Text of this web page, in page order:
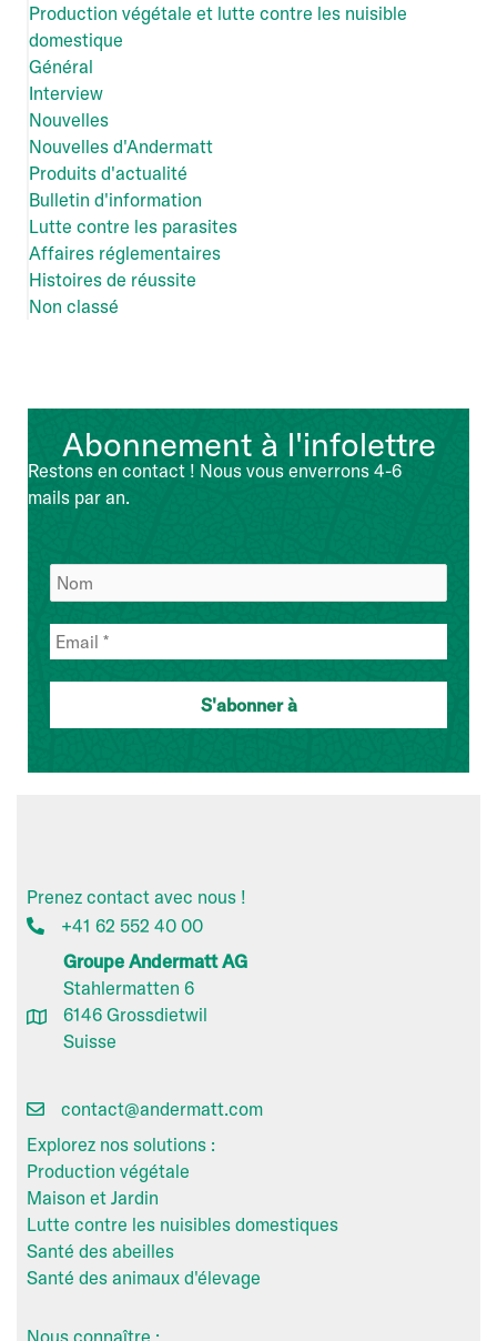
Production végétale et lutte contre les nuisible
domestique
Général
Interview
Nouvelles
Nouvelles d'Andermatt
Produits d'actualité
Bulletin d'information
Lutte contre les parasites
Affaires réglementaires
Histoires de réussite
Non classé
Abonnement à l'infolettre
Restons en contact ! Nous vous enverrons 4-6
mails par an.
Prenez contact avec nous !
+41 62 552 40 00
Groupe Andermatt AG
Stahlermatten 6
6146 Grossdietwil
Suisse
contact@andermatt.com
Explorez nos solutions :
Production végétale
Maison et Jardin
Lutte contre les nuisibles domestiques
Santé des abeilles
Santé des animaux d'élevage